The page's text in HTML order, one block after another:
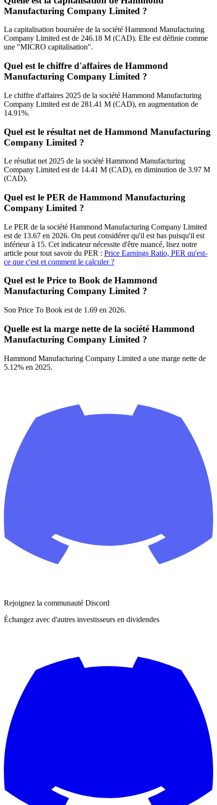
Manufacturing Company Limited ?
La capitalisation boursière de la société Hammond Manufacturing
Company Limited est de 246.18 M (CAD). Elle est définie comme
une "MICRO capitalisation".
Quel est le chiffre d'affaires de Hammond
Manufacturing Company Limited ?
Le chiffre d'affaires 2025 de la société Hammond Manufacturing
Company Limited est de 281.41 M (CAD), en augmentation de
14.91%.
Quel est le résultat net de Hammond Manufacturing
Company Limited ?
Le résultat net 2025 de la société Hammond Manufacturing
Company Limited est de 14.41 M (CAD), en diminution de 3.97 M
(CAD).
Quel est le PER de Hammond Manufacturing
Company Limited ?
Le PER de la société Hammond Manufacturing Company Limited
est de 13.67 en 2026. On peut considérer qu'il est bas puisqu'il est
inférieur à 15. Cet indicateur nécessite d'être nuancé, lisez notre
article pour tout savoir du PER : Price Earnings Ratio, PER qu'est-
ce que c'est et comment le calculer ?
Quel est le Price to Book de Hammond
Manufacturing Company Limited ?
Son Price To Book est de 1.69 en 2026.
Quelle est la marge nette de la société Hammond
Manufacturing Company Limited ?
Hammond Manufacturing Company Limited a une marge nette de
5.12% en 2025.
Rejoignez la communauté Discord
Échangez avec d'autres investisseurs en dividendes